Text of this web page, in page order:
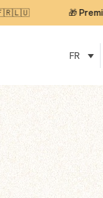
🎁 Première
FR